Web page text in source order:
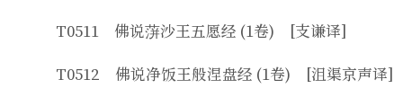
T0511 佛说蓱沙王五愿经 (1卷) [支谦译]
T0512 佛说净饭王般涅盘经 (1卷) [沮渠京声译]